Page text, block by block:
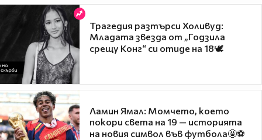
Трагедия разтърси Холивуд:
Младата звезда от „Годзила
срещу Конг“ си отиде на 18🕊️
Ламин Ямал: Момчето, което
покори света на 19 — историята
на новия символ във футбола🤩⚽